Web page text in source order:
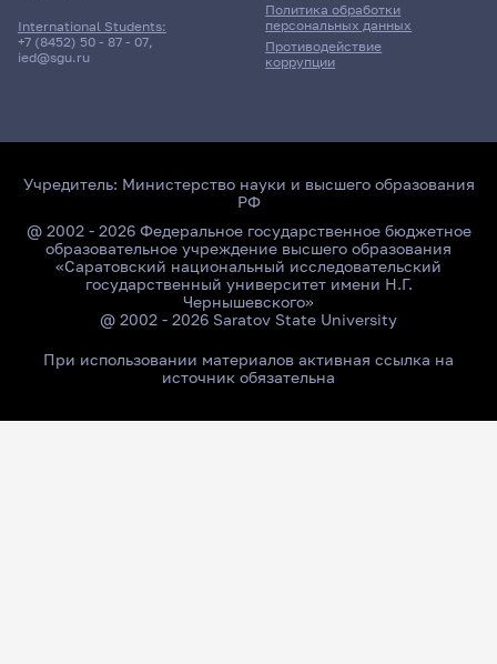
International Students:
+7 (8452) 50 - 87 - 07,
ied@sgu.ru
Политика обработки
персональных данных
Противодействие
коррупции
Учредитель: Министерство науки и высшего образования
РФ
@ 2002 - 2026 Федеральное государственное бюджетное
образовательное учреждение высшего образования
«Саратовский национальный исследовательский
государственный университет имени Н.Г.
Чернышевского»
@ 2002 - 2026 Saratov State University
При использовании материалов активная ссылка на
источник обязательна